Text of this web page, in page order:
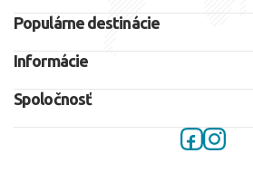
Populárne destinácie
Informácie
Spoločnosť